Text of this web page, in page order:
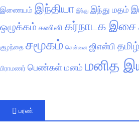
இணையம் இந்தியா இந்து இந்து மதம்
ஒழுக்கம் கணினி கர்நாடக இசை
குழந்தை சமூகம் சென்னை ஜிஎன்பி தமிழ்
பிராமணர் பெண்கள்மனம் மனித
பரண்